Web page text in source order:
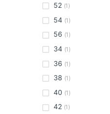
52 (1)
54 (1)
56 (1)
34 (1)
36 (1)
38 (1)
40 (1)
42 (1)